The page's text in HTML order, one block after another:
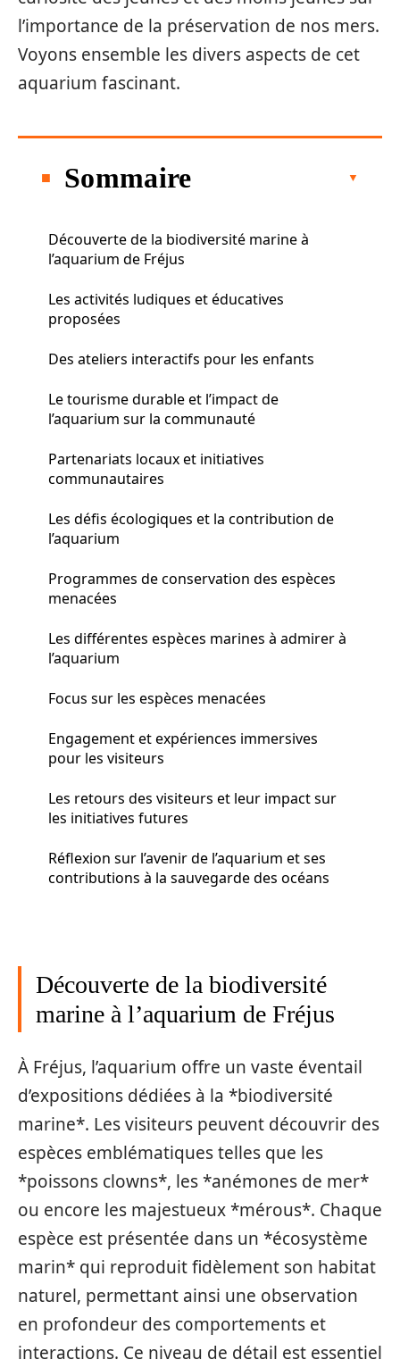
l’importance de la préservation de nos mers.
Voyons ensemble les divers aspects de cet
aquarium fascinant.
Sommaire
Découverte de la biodiversité marine à
l’aquarium de Fréjus
Les activités ludiques et éducatives
proposées
Des ateliers interactifs pour les enfants
Le tourisme durable et l’impact de
l’aquarium sur la communauté
Partenariats locaux et initiatives
communautaires
Les défis écologiques et la contribution de
l’aquarium
Programmes de conservation des espèces
menacées
Les différentes espèces marines à admirer à
l’aquarium
Focus sur les espèces menacées
Engagement et expériences immersives
pour les visiteurs
Les retours des visiteurs et leur impact sur
les initiatives futures
Réflexion sur l’avenir de l’aquarium et ses
contributions à la sauvegarde des océans
Découverte de la biodiversité
marine à l’aquarium de Fréjus
À Fréjus, l’aquarium offre un vaste éventail
d’expositions dédiées à la *biodiversité
marine*. Les visiteurs peuvent découvrir des
espèces emblématiques telles que les
*poissons clowns*, les *anémones de mer*
ou encore les majestueux *mérous*. Chaque
espèce est présentée dans un *écosystème
marin* qui reproduit fidèlement son habitat
naturel, permettant ainsi une observation
en profondeur des comportements et
interactions. Ce niveau de détail est essentiel